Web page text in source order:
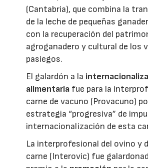
(Cantabria), que combina la
de la leche de pequeñas
con la recuperación del
agroganadero y cultural de los
pasiegos.
El galardón a la
alimentaria fue para la
carne de vacuno (Provacuno)
estrategia “progresiva” de
internacionalización de esta
La interprofesional del ovino y
carne (Interovic) fue